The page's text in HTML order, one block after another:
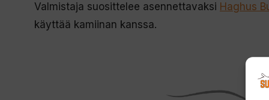
Valmistaja suosittelee asennettavaksi Haghus
käyttää kamiinan kanssa.